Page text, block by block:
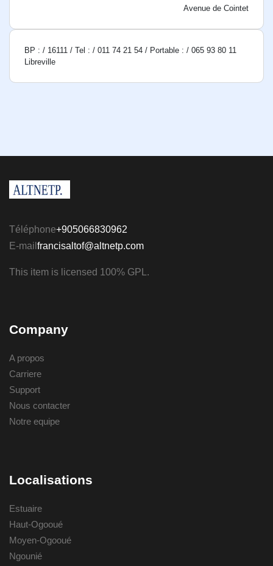
Avenue de Cointet
BP : / 16111 / Tel : / 011 74 21 54 / Portable : / 065 93 80 11
Libreville
Téléphone+905066830962
E-mail francisaltof@altnetp.com
This item is licensed 100% GPL.
Company
A propos
Carriere
Support
Nous contacter
Notre equipe
Localisations
Estuaire
Haut-Ogooué
Moyen-Ogooué
Ngounié